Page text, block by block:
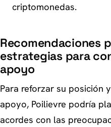
criptomonedas.
Recomendaciones
estrategias para
apoyo
Para reforzar su posición
apoyo, Poilievre podría
acordes con las